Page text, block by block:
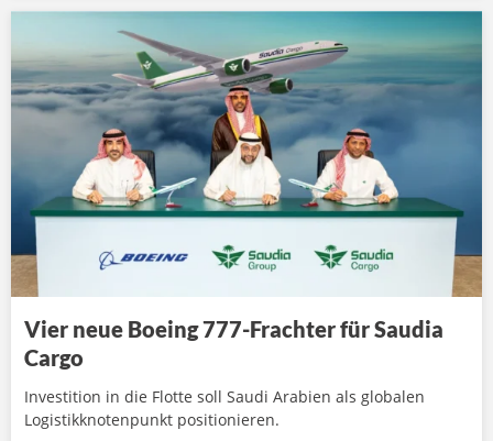
Vier neue Boeing 777-Frachter für Saudia
Cargo
Investition in die Flotte soll Saudi Arabien als globalen
Logistikknotenpunkt positionieren.